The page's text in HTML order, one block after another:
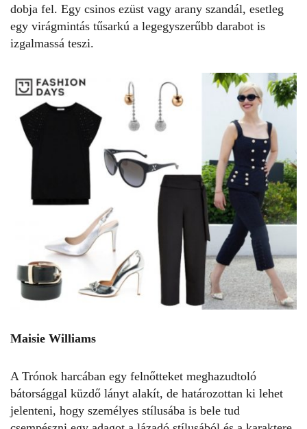
dobja fel. Egy csinos ezüst vagy arany szandál, esetleg
egy virágmintás tűsarkú a legegyszerűbb darabot is
izgalmassá teszi.
Maisie Williams
A Trónok harcában egy felnőtteket meghazudtoló
bátorsággal küzdő lányt alakít, de határozottan ki lehet
jelenteni, hogy személyes stílusába is bele tud